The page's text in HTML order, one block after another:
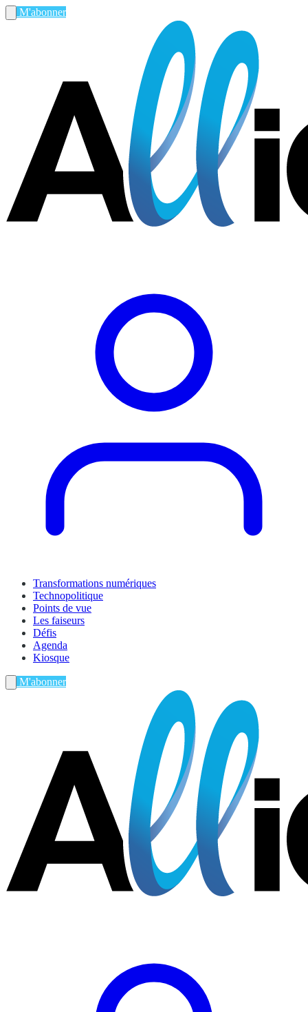
M'abonner
Transformations numériques
Technopolitique
Points de vue
Les faiseurs
Défis
Agenda
Kiosque
M'abonner